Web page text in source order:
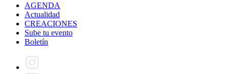
AGENDA
Actualidad
CREACIONES
Sube tu evento
Boletín